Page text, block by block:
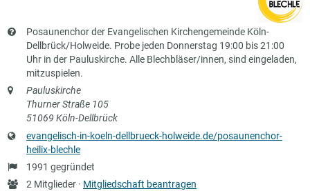
Kurzbeschreibung
Posaunenchor der Evangelischen Kirchengemeinde Köln-
Dellbrück/Holweide. Probe jeden Donnerstag 19:00 bis 21:00
Uhr in der Pauluskirche. Alle Blechbläser/innen, sind eingeladen,
mitzuspielen.
Anschrift
Pauluskirche
Thurner Straße 105
51069 Köln-Dellbrück
Website
evangelisch-in-koeln-dellbrueck-holweide.de/posaunenchor-
heilix-blechle
Gründung
1991 gegründet
Anzahl
2 Mitglieder · Mitgliedschaft beantragen